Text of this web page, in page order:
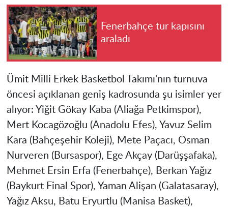
Fenerbahçe tur kapısını
araladı
Ümit Milli Erkek Basketbol Takımı'nın turnuva
öncesi açıklanan geniş kadrosunda şu isimler yer
alıyor: Yiğit Gökay Kaba (Aliağa Petkimspor),
Mert Kocagözoğlu (Anadolu Efes), Yavuz Selim
Kara (Bahçeşehir Koleji), Mete Paçacı, Osman
Nurveren (Bursaspor), Ege Akçay (Darüşşafaka),
Mehmet Ersin Erfa (Fenerbahçe), Berkan Yağız
(Baykurt Final Spor), Yaman Alişan (Galatasaray),
Yağız Aksu, Batu Eryurtlu (Manisa Basket),